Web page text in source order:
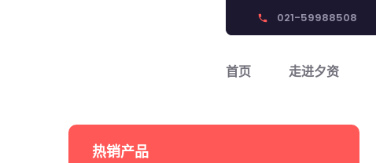
phone 021-59988508
首页 走进夕资
热销产品